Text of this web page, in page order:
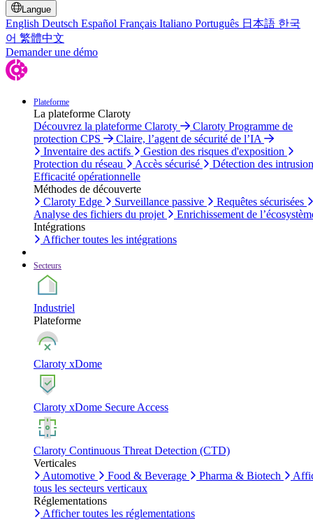
Langue
English Deutsch Español Français Italiano Português 日本語 한국
어 繁體中文
Demander une démo
Plateforme
La plateforme Claroty
Découvrez la plateforme Claroty
Claroty Programme de
protection CPS
Claire, l’agent de sécurité de l’IA
Inventaire des actifs
Gestion des risques d'exposition
Protection du réseau
Accès sécurisé
Détection des
Efficacité opérationnelle
Méthodes de découverte
Claroty Edge
Surveillance passive
Requêtes sécurisées
Analyse des fichiers du projet
Enrichissement de
Intégrations
Afficher toutes les intégrations
Secteurs
Industriel
Plateforme
Claroty xDome
Claroty xDome Secure Access
Claroty Continuous Threat Detection (CTD)
Verticales
Automotive
Food & Beverage Pharma & Biotech
tous les secteurs verticaux
Réglementations
Afficher toutes les réglementations